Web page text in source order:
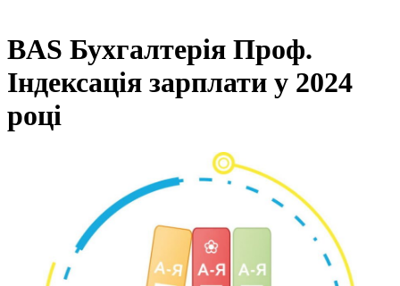
BAS Бухгалтерія Проф.
Індексація зарплати у 2024
році